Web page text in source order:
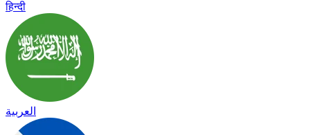
हिन्दी
العربية